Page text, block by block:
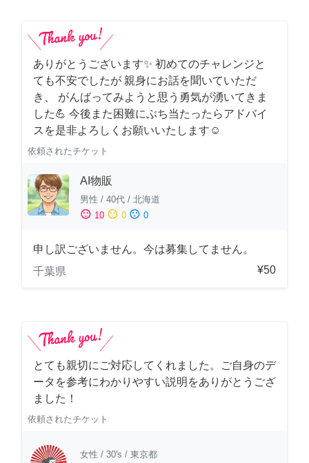
ありがとうございます✨ 初めてのチャレンジと
ても不安でしたが 親身にお話を聞いていただ
き、 がんばってみようと思う勇気が湧いてきま
した💪 今後また困難にぶち当たったらアドバイ
スを是非よろしくお願いいたします☺️
依頼されたチケット
AI物販
男性 / 40代 / 北海道
sentiment_satisfied 10 sentiment_neutral 0 sentiment_dissatisfied 0
申し訳ございません。今は募集してません。
千葉県
¥50
とても親切にご対応してくれました。ご自身のデ
ータを参考にわかりやすい説明をありがとうござ
ました！
依頼されたチケット
女性 / 30's / 東京都